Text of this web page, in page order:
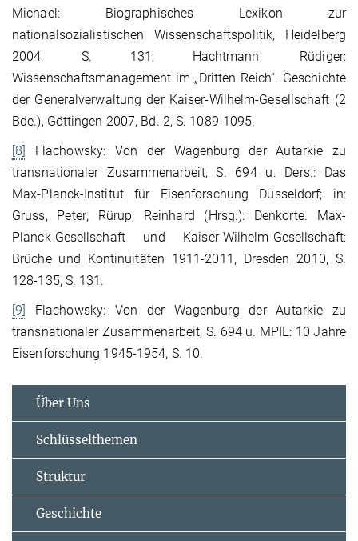
Michael: Biographisches Lexikon zur
nationalsozialistischen Wissenschaftspolitik, Heidelberg
2004, S. 131; Hachtmann, Rüdiger:
Wissenschaftsmanagement im „Dritten Reich“. Geschichte
der Generalverwaltung der Kaiser-Wilhelm-Gesellschaft (2
Bde.), Göttingen 2007, Bd. 2, S. 1089-1095.
[8]
Flachowsky: Von der Wagenburg der Autarkie zu
transnationaler Zusammenarbeit, S. 694 u. Ders.: Das
Max-Planck-Institut für Eisenforschung Düsseldorf; in:
Gruss, Peter; Rürup, Reinhard (Hrsg.): Denkorte. Max-
Planck-Gesellschaft und Kaiser-Wilhelm-Gesellschaft:
Brüche und Kontinuitäten 1911-2011, Dresden 2010, S.
128-135, S. 131.
[9]
Flachowsky: Von der Wagenburg der Autarkie zu
transnationaler Zusammenarbeit, S. 694 u. MPIE: 10 Jahre
Eisenforschung 1945-1954, S. 10.
Über Uns
Schlüsselthemen
Struktur
Geschichte